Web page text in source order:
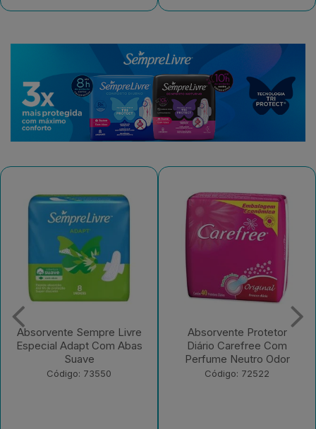
Absorvente Protetor
Diário Carefree Com
Perfume Neutro Odor
Código: 72522
Absorvente Sempre Livre
Adapt Plus Suave Com
Abas 32 UN
Código: 221582